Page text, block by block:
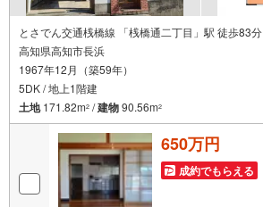
とさでん交通桟橋線 「桟橋通二丁目」駅 徒歩83分
高知県高知市長浜
1967年12月（築59年）
5DK / 地上1階建
土地171.82m2 /建物90.56m2
650万円
成約でもらえる